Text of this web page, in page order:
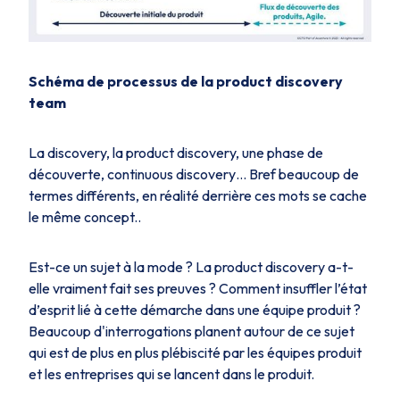
Schéma de processus de la product discovery
team
La discovery, la product discovery, une phase de
découverte, continuous discovery… Bref beaucoup de
termes différents, en réalité derrière ces mots se cache
le même concept..
Est-ce un sujet à la mode ? La product discovery a-t-
elle vraiment fait ses preuves ? Comment insuffler l’état
d’esprit lié à cette démarche dans une équipe produit ?
Beaucoup d'interrogations planent autour de ce sujet
qui est de plus en plus plébiscité par les équipes produit
et les entreprises qui se lancent dans le produit.